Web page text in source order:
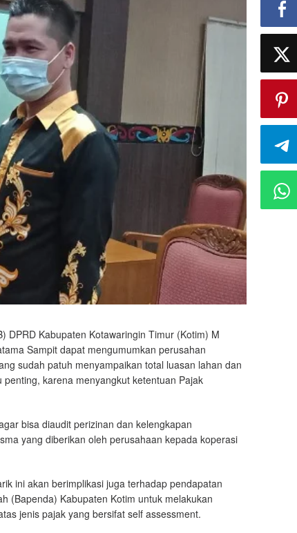
DPRD Kabupaten Kotawaringin Timur (Kotim) M
Sampit dapat mengumumkan perusahan
sudah patuh menyampaikan total luasan lahan dan
karena menyangkut ketentuan Pajak
bisa diaudit perizinan dan kelengkapan
yang diberikan oleh perusahaan kepada koperasi
ini akan berimplikasi juga terhadap pendapatan
(Bapenda) Kabupaten Kotim untuk melakukan
jenis pajak yang bersifat self assessment.